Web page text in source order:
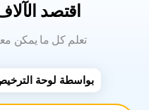
اقتصد
.تعلم كل ما يمكن
بواسطة لوحة